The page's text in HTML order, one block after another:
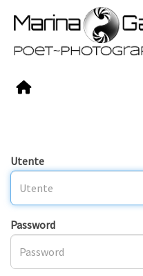
Utente
Password